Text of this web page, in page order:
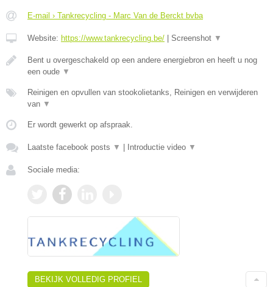
E-mail › Tankrecycling - Marc Van de Berckt bvba
Website: https://www.tankrecycling.be/ | Screenshot ▼
Bent u overgeschakeld op een andere energiebron en heeft u nog
een oude ▼
Reinigen en opvullen van stookolietanks, Reinigen en verwijderen
van ▼
Er wordt gewerkt op afspraak.
Laatste facebook posts ▼ | Introductie video ▼
Sociale media:
BEKIJK VOLLEDIG PROFIEL